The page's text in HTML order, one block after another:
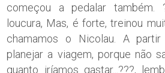
começou a pedalar também.
loucura, Mas, é forte, treinou
chamamos o Nicolau. A
planejar a viagem, porque não
quanto iríamos gastar...???,